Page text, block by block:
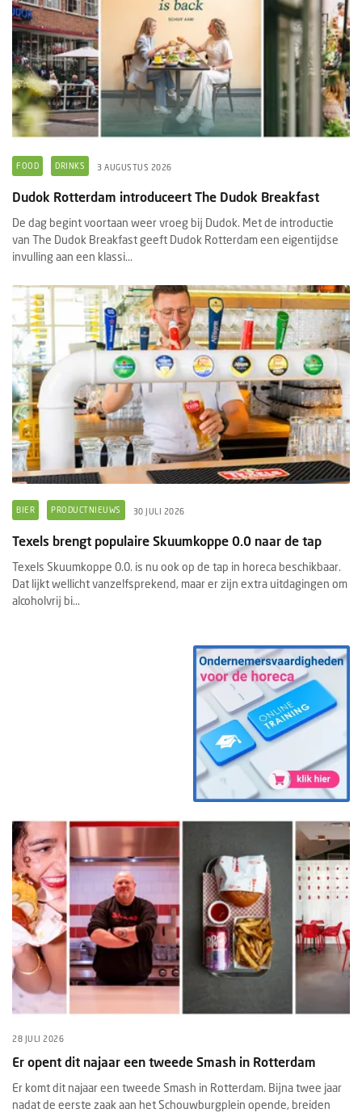
FOOD DRINKS 3 AUGUSTUS 2026
Dudok Rotterdam introduceert The Dudok Breakfast
De dag begint voortaan weer vroeg bij Dudok. Met de introductie
van The Dudok Breakfast geeft Dudok Rotterdam een eigentijdse
invulling aan een klassi...
BIER PRODUCTNIEUWS 30 JULI 2026
Texels brengt populaire Skuumkoppe 0.0 naar de tap
Texels Skuumkoppe 0.0. is nu ook op de tap in horeca beschikbaar.
Dat lijkt wellicht vanzelfsprekend, maar er zijn extra uitdagingen om
alcoholvrij bi...
28 JULI 2026
Er opent dit najaar een tweede Smash in Rotterdam
Er komt dit najaar een tweede Smash in Rotterdam. Bijna twee jaar
nadat de eerste zaak aan het Schouwburgplein opende, breiden